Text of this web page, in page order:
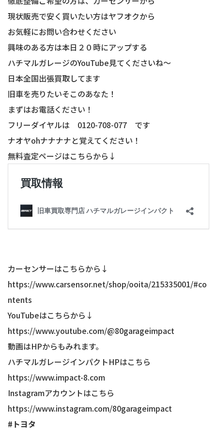
現状販売で安く買いたい方はヤフオクから
お気軽にお問い合わせください
興味のある方は本日２０時にアップする
ハチマルガレージのYouTube見てくださいね〜
日本全国出張買取してます
旧車を売りたいそこのあなた！
まずはお電話ください！
フリーダイヤルは 0120-708-077 です
ナオヤohナナナナと覚えてください！
無料査定ページはこちらから↓
カーセンサーはこちらから↓
https://www.carsensor.net/shop/ooita/215335001/#co
ntents
YouTubeはこちらから↓
https://www.youtube.com/@80garageimpact
動画はHPからもみれます。
ハチマルガレージインパクトHPはこちら
https://www.impact-8.com
Instagramアカウントはこちら
https://www.instagram.com/80garageimpact
#トヨタ